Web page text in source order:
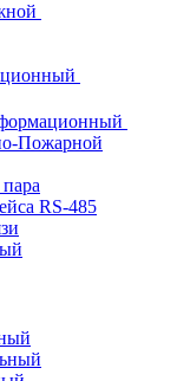
Пожарной
RS-485